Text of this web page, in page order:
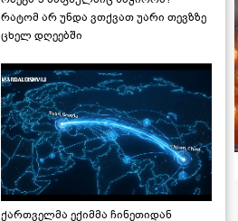
რატომ არ უნდა ვთქვათ უარი თევზზე
ცხელ დღეებში
ქართველმა ექიმმა ჩინეთიდან